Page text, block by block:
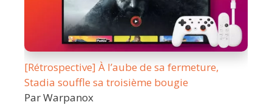
[Rétrospective] À l’aube de sa fermeture,
Stadia souffle sa troisième bougie
Par Warpanox